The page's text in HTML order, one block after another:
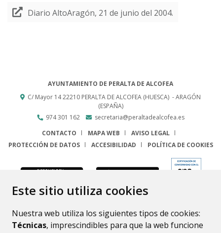
Este sitio utiliza cookies
Nuestra web utiliza los siguientes tipos de cookies:
Técnicas, imprescindibles para que la web funcione
Diario AltoAragón, 21 de junio del 2004.
AYUNTAMIENTO DE PERALTA DE ALCOFEA
C/ Mayor 1422210 PERALTA DE ALCOFEA (HUESCA) - ARAGÓN
(ESPAÑA)
974 301 162
secretaria@peraltadealcofea.es
CONTACTO
MAPA WEB
AVISO LEGAL
PROTECCIÓN DE DATOS
ACCESIBILIDAD POLÍTICA DE COOKIES